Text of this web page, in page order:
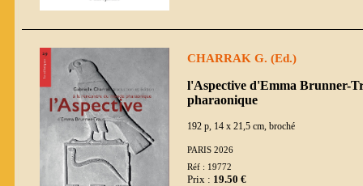
CHARRAK G. (Ed.)
l'Aspective d'Emma Brunner-
pharaonique
192 p, 14 x 21,5 cm, broché
PARIS 2026
Réf : 19772
Prix : 19.50 €